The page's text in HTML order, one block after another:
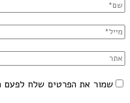
שמור את הפרטים שלח לפעם